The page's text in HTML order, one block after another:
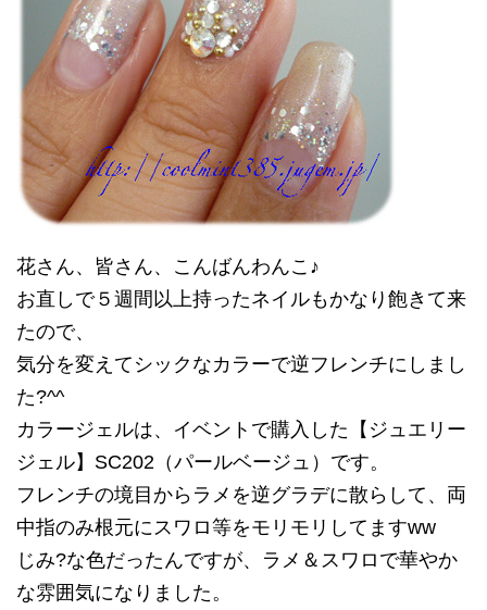
花さん、皆さん、こんばんわんこ♪
お直しで５週間以上持ったネイルもかなり飽きて来
たので、
気分を変えてシックなカラーで逆フレンチにしまし
た?^^
カラージェルは、イベントで購入した【ジュエリー
ジェル】SC202（パールベージュ）です。
フレンチの境目からラメを逆グラデに散らして、両
中指のみ根元にスワロ等をモリモリしてますww
じみ?な色だったんですが、ラメ＆スワロで華やか
な雰囲気になりました。